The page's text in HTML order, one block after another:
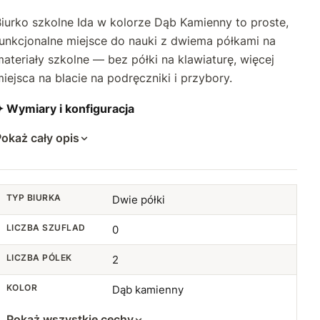
szkolne Ida w kolorze Dąb Kamienny to proste,
miejsce do nauki z dwiema półkami na
szkolne — bez półki na klawiaturę, więcej
na blacie na podręczniki i przybory.
Wymiary i konfiguracja
cały opis
TYP BIURKA Dwie półki
LICZBA SZUFLAD 0
LICZBA PÓLEK 2
KOLOR Dąb kamienny